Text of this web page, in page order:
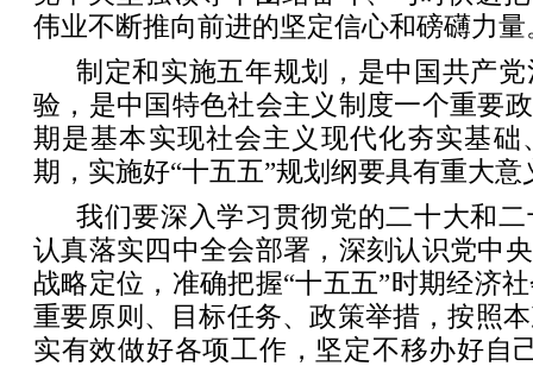
伟业不断推向前进的坚定信心和磅礴力量
制定和实施五年规划，是中国共产
验，是中国特色社会主义制度一个重要
期是基本实现社会主义现代化夯实基础
期，实施好“十五五”规划纲要具有重大意
我们要深入学习贯彻党的二十大和
认真落实四中全会部署，深刻认识党中
战略定位，准确把握“十五五”时期经济
重要原则、目标任务、政策举措，按照
实有效做好各项工作，坚定不移办好自